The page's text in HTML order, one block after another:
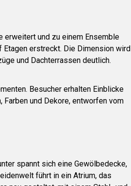
erweitert und zu einem Ensemble
Etagen erstreckt. Die Dimension wird
und Dachterrassen deutlich.
Besucher erhalten Einblicke
und Dekore, entworfen vom
spannt sich eine Gewölbedecke,
führt in ein Atrium, das